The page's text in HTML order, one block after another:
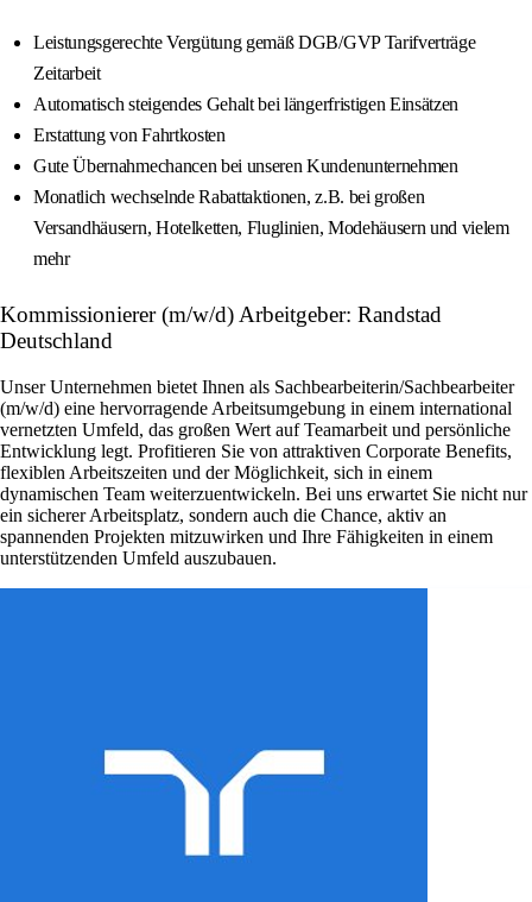
Leistungsgerechte Vergütung gemäß DGB/GVP Tarifverträge
Zeitarbeit
Automatisch steigendes Gehalt bei längerfristigen Einsätzen
Erstattung von Fahrtkosten
Gute Übernahmechancen bei unseren Kundenunternehmen
Monatlich wechselnde Rabattaktionen, z.B. bei großen
Versandhäusern, Hotelketten, Fluglinien, Modehäusern und vielem
mehr
Kommissionierer (m/w/d) Arbeitgeber: Randstad
Deutschland
Unser Unternehmen bietet Ihnen als Sachbearbeiterin/Sachbearbeiter
(m/w/d) eine hervorragende Arbeitsumgebung in einem international
vernetzten Umfeld, das großen Wert auf Teamarbeit und persönliche
Entwicklung legt. Profitieren Sie von attraktiven Corporate Benefits,
flexiblen Arbeitszeiten und der Möglichkeit, sich in einem
dynamischen Team weiterzuentwickeln. Bei uns erwartet Sie nicht nur
ein sicherer Arbeitsplatz, sondern auch die Chance, aktiv an
spannenden Projekten mitzuwirken und Ihre Fähigkeiten in einem
unterstützenden Umfeld auszubauen.